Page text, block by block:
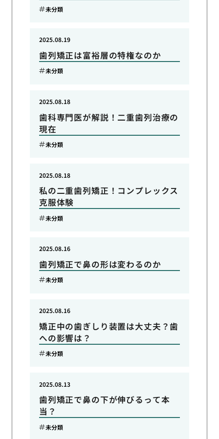
未分類
歯列矯正は富裕層の特権なのか
2025.08.19
未分類
歯科専門医が解説！二重歯列治療の
現在
2025.08.18
未分類
私の二重歯列矯正！コンプレックス
克服体験
2025.08.18
未分類
歯列矯正で鼻の形は変わるのか
2025.08.16
未分類
矯正中の歯ぎしり装置は大丈夫？歯
への影響は？
2025.08.16
未分類
歯列矯正で鼻の下が伸びるって本
当？
2025.08.13
未分類